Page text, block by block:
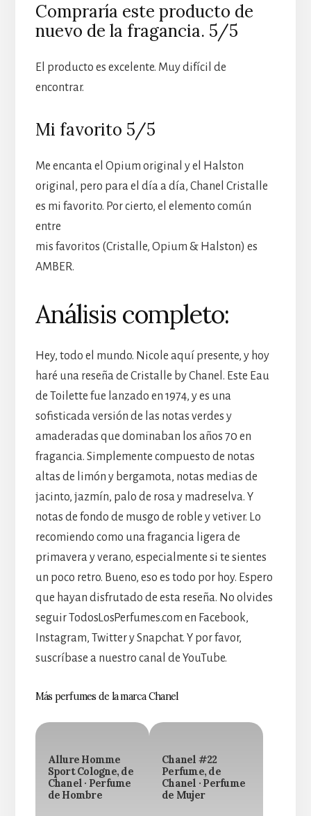
Compraría este producto de
nuevo de la fragancia. 5/5
El producto es excelente. Muy difícil de
encontrar.
Mi favorito 5/5
Me encanta el Opium original y el Halston
original, pero para el día a día, Chanel Cristalle
es mi favorito. Por cierto, el elemento común
entre
mis favoritos (Cristalle, Opium & Halston) es
AMBER.
Análisis completo:
Hey, todo el mundo. Nicole aquí presente, y hoy
haré una reseña de Cristalle by Chanel. Este Eau
de Toilette fue lanzado en 1974, y es una
sofisticada versión de las notas verdes y
amaderadas que dominaban los años 70 en
fragancia. Simplemente compuesto de notas
altas de limón y bergamota, notas medias de
jacinto, jazmín, palo de rosa y madreselva. Y
notas de fondo de musgo de roble y vetiver. Lo
recomiendo como una fragancia ligera de
primavera y verano, especialmente si te sientes
un poco retro. Bueno, eso es todo por hoy. Espero
que hayan disfrutado de esta reseña. No olvides
seguir TodosLosPerfumes.com en Facebook,
Instagram, Twitter y Snapchat. Y por favor,
suscríbase a nuestro canal de YouTube.
Más perfumes de la marca Chanel
Allure Homme
Sport Cologne, de
Chanel · Perfume
de Hombre
Chanel #22
Perfume, de
Chanel · Perfume
de Mujer